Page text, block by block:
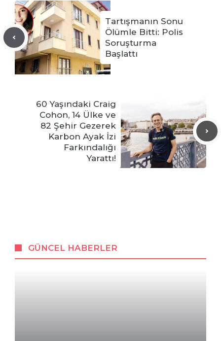
Tartışmanın Sonu
Ölümle Bitti: Polis
Soruşturma
Başlattı
60 Yaşındaki Craig
Cohon, 14 Ülke ve
82 Şehir Gezerek
Karbon Ayak İzi
Farkındalığı
Yarattı!
GÜNCEL HABERLER